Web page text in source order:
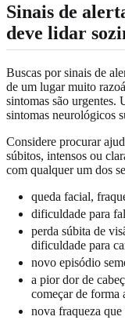
Sinais de
deve lidar
Buscas por sinais de
de um lugar muito
sintomas são urgentes.
sintomas neurológicos
Considere procurar
súbitos, intensos ou
com qualquer um dos
queda facial,
dificuldade para
perda súbita de
dificuldade para
novo episódio
a pior dor de
começar de forma
nova fraqueza